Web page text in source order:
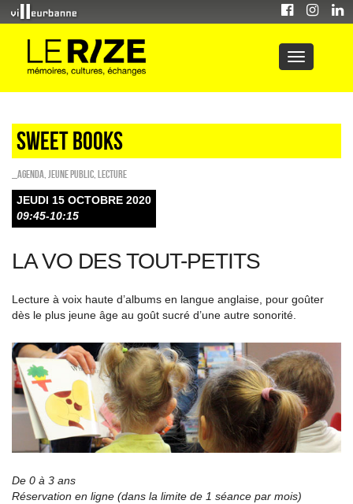
Sweet Books
_Agenda Jeune public Lecture
JEUDI 15 OCTOBRE 2020
09:45-10:15
LA VO DES TOUT-PETITS
Lecture à voix haute d’albums en langue anglaise, pour goûter
dès le plus jeune âge au goût sucré d’une autre sonorité.
De 0 à 3 ans
Réservation en ligne (dans la limite de 1 séance par mois)